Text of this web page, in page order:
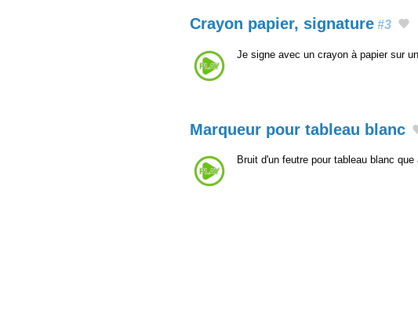
Crayon papier, signature #3
Je signe avec un crayon à papier sur
Marqueur pour tableau blanc
Bruit d'un feutre pour tableau blanc